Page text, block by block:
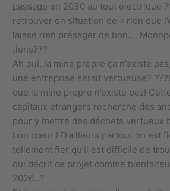
passage en 2030 au tout électrique
retrouver en situation de « rien que
laisse rien présager de bon….
tiens???
Ah oui, la mine propre ça n’existe
une entreprise serait vertueuse?
que la mine propre n’existe pas!
capitaux étrangers recherche des
pour y mettre des déchets vertueux
bon cœur ! D’ailleurs partout on est
tellement fier qu’il est difficile de
qui décrit ce projet comme
2026…?